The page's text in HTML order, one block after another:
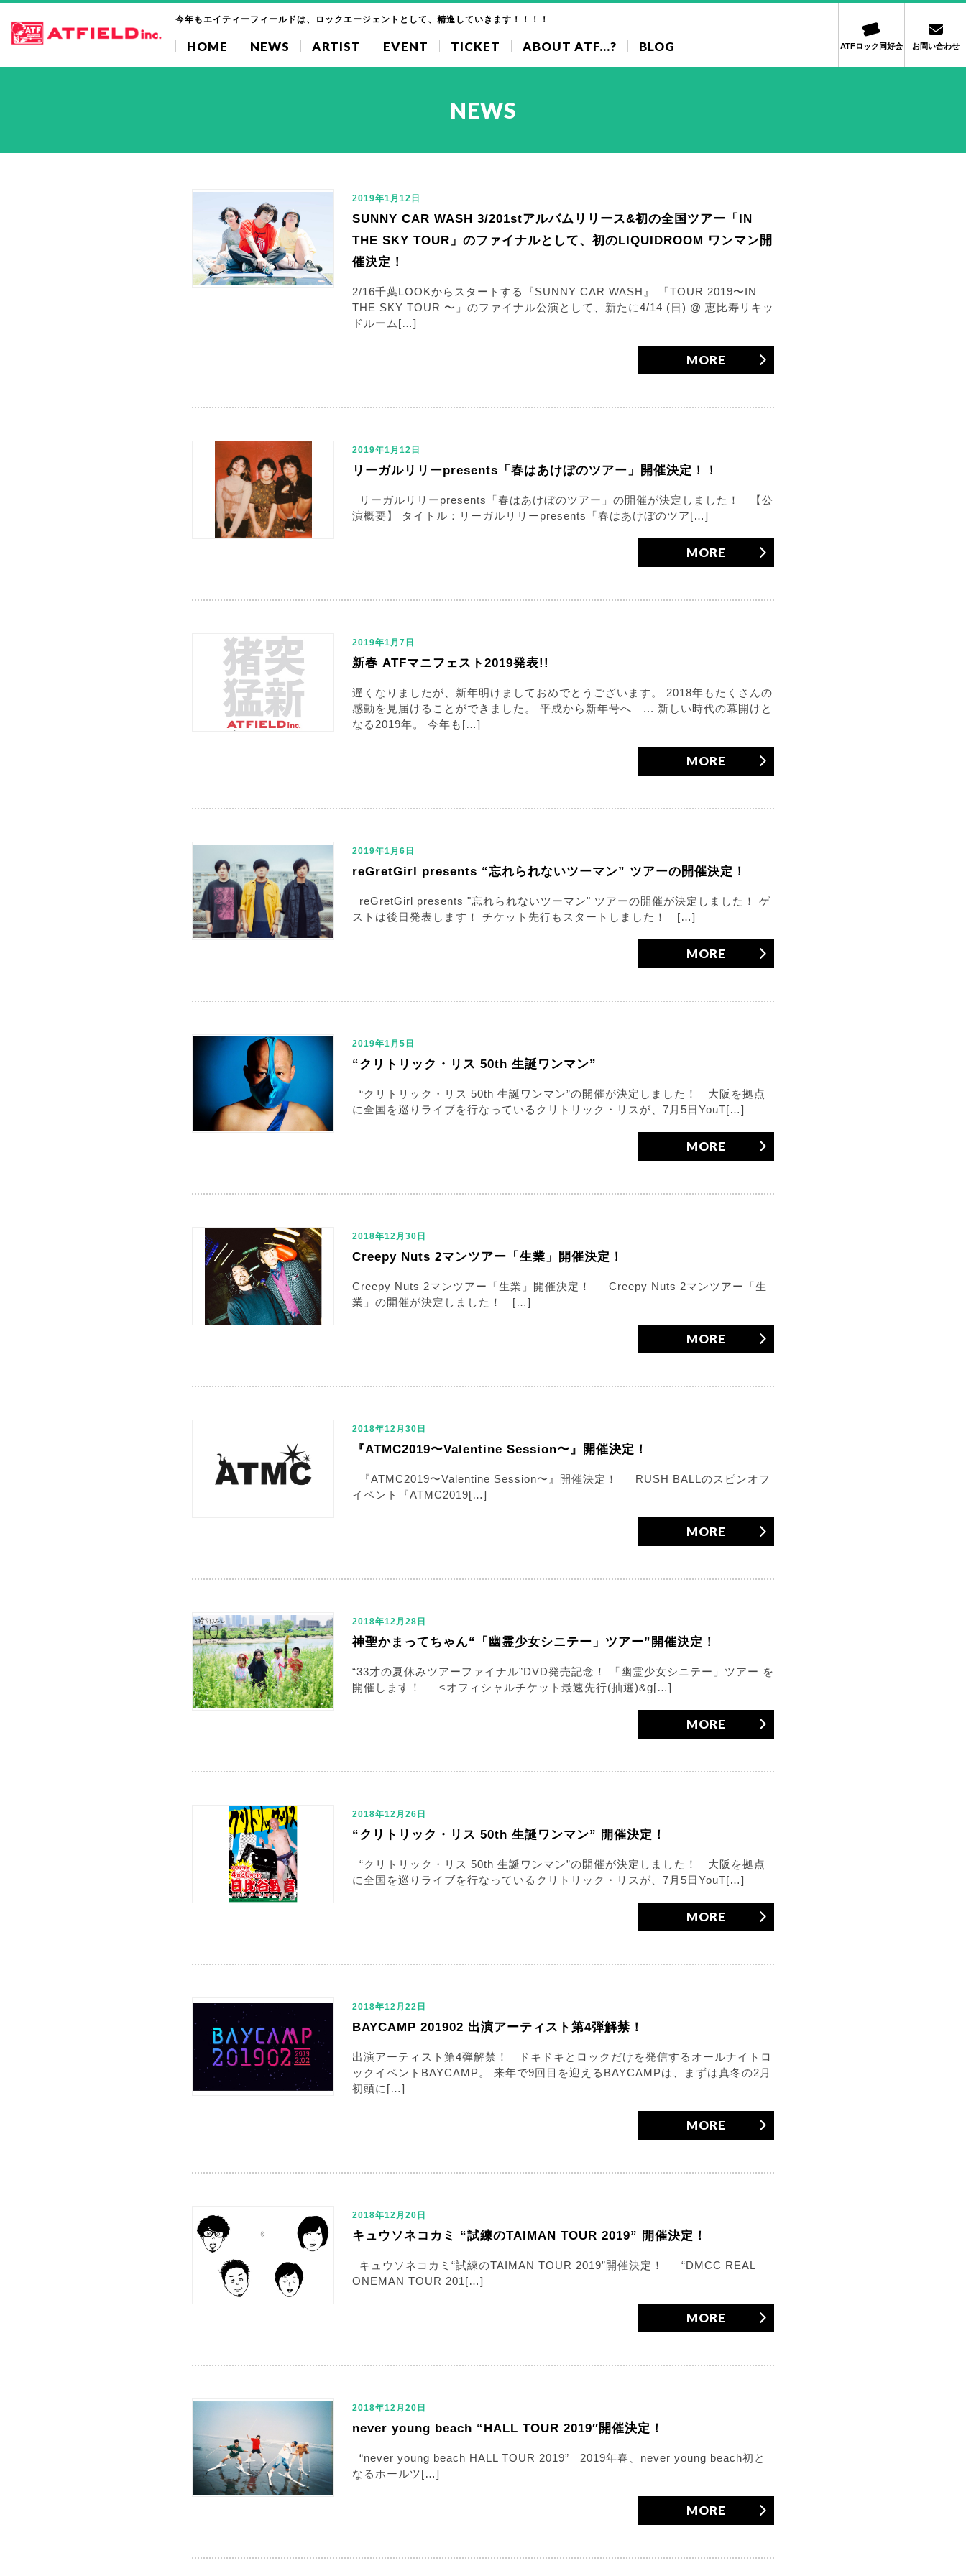
今年もエイティーフィールドは、ロックエージェントとして、精進していきます！！！！
HOME NEWS ARTIST EVENT TICKET ABOUT ATF...? BLOG ATFロック同好会 お問い合わせ
NEWS
2019年1月12日
SUNNY CAR WASH 3/201stアルバムリリース&初の全国ツアー「IN
THE SKY TOUR」のファイナルとして、初のLIQUIDROOM ワンマン開
催決定！
2/16千葉LOOKからスタートする『SUNNY CAR WASH』 「TOUR 2019〜IN
THE SKY TOUR 〜」のファイナル公演として、新たに4/14 (日) @ 恵比寿リキッ
ドルーム[…]
MORE
2019年1月12日
リーガルリリーpresents「春はあけぼのツアー」開催決定！！
リーガルリリーpresents「春はあけぼのツアー」の開催が決定しました！ 【公
演概要】 タイトル：リーガルリリーpresents「春はあけぼのツア[…]
MORE
2019年1月7日
新春 ATFマニフェスト2019発表!!
遅くなりましたが、新年明けましておめでとうございます。 2018年もたくさんの
感動を見届けることができました。 平成から新年号へ ... 新しい時代の幕開けと
なる2019年。 今年も[…]
MORE
2019年1月6日
reGretGirl presents “忘れられないツーマン” ツアーの開催決定！
reGretGirl presents "忘れられないツーマン" ツアーの開催が決定しました！ ゲ
ストは後日発表します！ チケット先行もスタートしました！ […]
MORE
2019年1月5日
“クリトリック・リス 50th 生誕ワンマン”
“クリトリック・リス 50th 生誕ワンマン”の開催が決定しました！ 大阪を拠点
に全国を巡りライブを行なっているクリトリック・リスが、7月5日YouT[…]
MORE
2018年12月30日
Creepy Nuts 2マンツアー「生業」開催決定！
Creepy Nuts 2マンツアー「生業」開催決定！ Creepy Nuts 2マンツアー「生
業」の開催が決定しました！ […]
MORE
2018年12月30日
『ATMC2019〜Valentine Session〜』開催決定！
『ATMC2019〜Valentine Session〜』開催決定！ RUSH BALLのスピンオフ
イベント『ATMC2019[…]
MORE
2018年12月28日
神聖かまってちゃん“「幽霊少女シニテー」ツアー”開催決定！
“33才の夏休みツアーファイナル”DVD発売記念！ 「幽霊少女シニテー」ツアー を
開催します！ <オフィシャルチケット最速先行(抽選)&g[…]
MORE
2018年12月26日
“クリトリック・リス 50th 生誕ワンマン” 開催決定！
“クリトリック・リス 50th 生誕ワンマン”の開催が決定しました！ 大阪を拠点
に全国を巡りライブを行なっているクリトリック・リスが、7月5日YouT[…]
MORE
2018年12月22日
BAYCAMP 201902 出演アーティスト第4弾解禁！
出演アーティスト第4弾解禁！ ドキドキとロックだけを発信するオールナイトロ
ックイベントBAYCAMP。 来年で9回目を迎えるBAYCAMPは、まずは真冬の2月
初頭に[…]
MORE
2018年12月20日
キュウソネコカミ “試練のTAIMAN TOUR 2019” 開催決定！
キュウソネコカミ“試練のTAIMAN TOUR 2019”開催決定！ “DMCC REAL
ONEMAN TOUR 201[…]
MORE
2018年12月20日
never young beach “HALL TOUR 2019″開催決定！
“never young beach HALL TOUR 2019” 2019年春、never young beach初と
なるホールツ[…]
MORE